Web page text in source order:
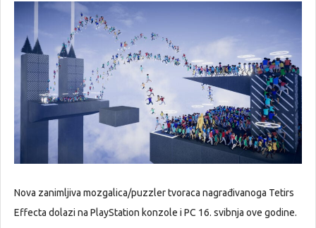
Nova zanimljiva mozgalica/puzzler tvoraca nagrađivanoga Tetirs
Effecta dolazi na PlayStation konzole i PC 16. svibnja ove godine.